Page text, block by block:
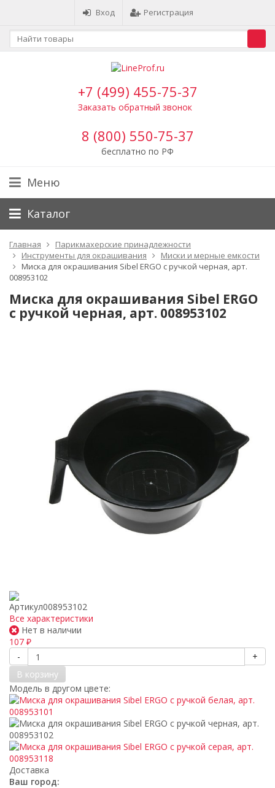
Вход Регистрация
+7 (499) 455-75-37
Заказать обратный звонок
8 (800) 550-75-37
бесплатно по РФ
Меню
Каталог
Главная
Парикмахерские принадлежности
Инструменты для окрашивания
Миски и мерные емкости
Миска для окрашивания Sibel ERGO с ручкой черная, арт.
008953102
Миска для окрашивания Sibel ERGO
с ручкой черная, арт. 008953102
Артикул008953102
Все характеристики
Нет в наличии
107 ₽
-
+
В корзину
Модель в другом цвете:
Доставка
Ваш город: